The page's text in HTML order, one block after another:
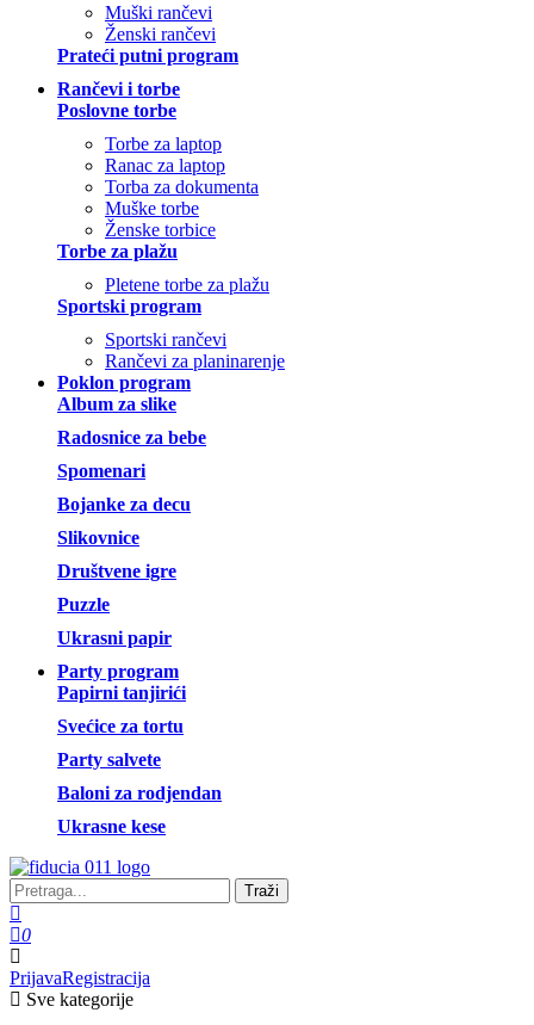
Muški rančevi
Ženski rančevi
Prateći putni program
Rančevi i torbe
Poslovne torbe
Torbe za laptop
Ranac za laptop
Torba za dokumenta
Muške torbe
Ženske torbice
Torbe za plažu
Pletene torbe za plažu
Sportski program
Sportski rančevi
Rančevi za planinarenje
Poklon program
Album za slike
Radosnice za bebe
Spomenari
Bojanke za decu
Slikovnice
Društvene igre
Puzzle
Ukrasni papir
Party program
Papirni tanjirići
Svećice za tortu
Party salvete
Baloni za rodjendan
Ukrasne kese
Traži
0
PrijavaRegistracija
Sve kategorije